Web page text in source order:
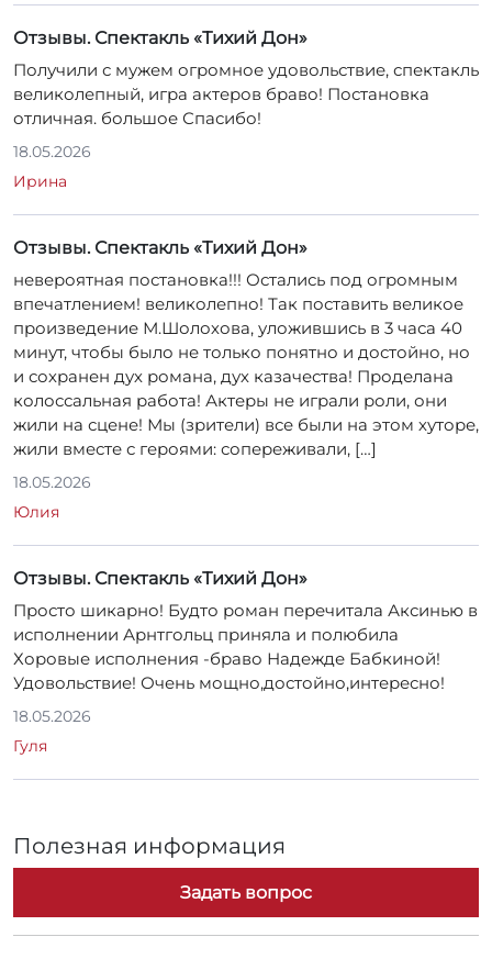
Получили с мужем огромное удовольствие, спектакль
великолепный, игра актеров браво! Постановка
отличная. большое Спасибо!
18.05.2026
Ирина
невероятная постановка!!! Остались под огромным
впечатлением! великолепно! Так поставить великое
произведение М.Шолохова, уложившись в 3 часа 40
минут, чтобы было не только понятно и достойно, но
и сохранен дух романа, дух казачества! Проделана
колоссальная работа! Актеры не играли роли, они
жили на сцене! Мы (зрители) все были на этом хуторе,
жили вместе с героями: сопереживали, […]
18.05.2026
Юлия
Просто шикарно! Будто роман перечитала Аксинью в
исполнении Арнтгольц приняла и полюбила
Хоровые исполнения -браво Надежде Бабкиной!
Удовольствие! Очень мощно,достойно,интересно!
18.05.2026
Гуля
Задать вопрос